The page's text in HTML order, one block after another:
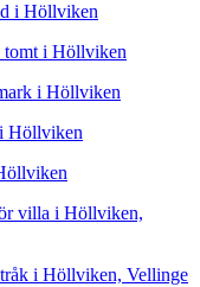
i Höllviken
tomt i Höllviken
i Höllviken
Höllviken
villa i Höllviken,
i Höllviken, Vellinge